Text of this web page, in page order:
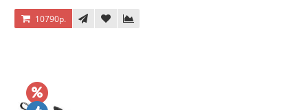
10790р.